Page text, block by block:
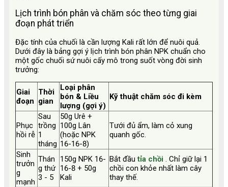
Lịch trình bón phân và chăm sóc theo từng giai
đoạn phát triển
Đặc tính của chuối là cần lượng Kali rất lớn để nuôi quả.
Dưới đây là bảng gợi ý lịch trình bón phân NPK chuẩn cho
một gốc chuối sứ nuôi cấy mô trong suốt vòng đời sinh
trưởng:
Giai
đoạn
Thời
gian
Loại phân
bón & Liều
lượng (gợi ý)
Kỹ thuật chăm sóc đi kèm
Phục
hồi rễ
Sau
trồng
1
tháng
50g Urê +
100g Lân
(hoặc NPK
16-16-8)
Tưới đủ ẩm, làm cỏ xung
quanh gốc.
Sinh
trưởn
g
mạnh
Thán
g thứ
3 - 5
150g NPK 16-
16-8 + 50g
Kali
Bắt đầutỉa chồi . Chỉ giữ lại 1
chồi con khỏe nhất làm cây
thay thế.